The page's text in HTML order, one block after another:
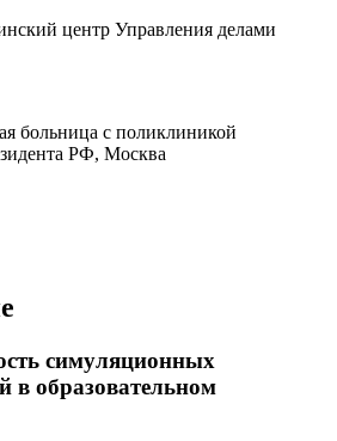
центр Управления делами
больница с поликлиникой
РФ, Москва
симуляционных
в образовательном